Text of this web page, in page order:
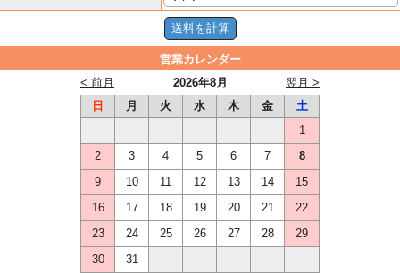
営業カレンダー
2026年8月
< 前月
翌月 >
日
月 火 水 木 金
土
1
2
3 4 5 6 7
8
9
10 11 12 13 14
15
16
17 18 19 20 21
22
23
24 25 26 27 28
29
30
31